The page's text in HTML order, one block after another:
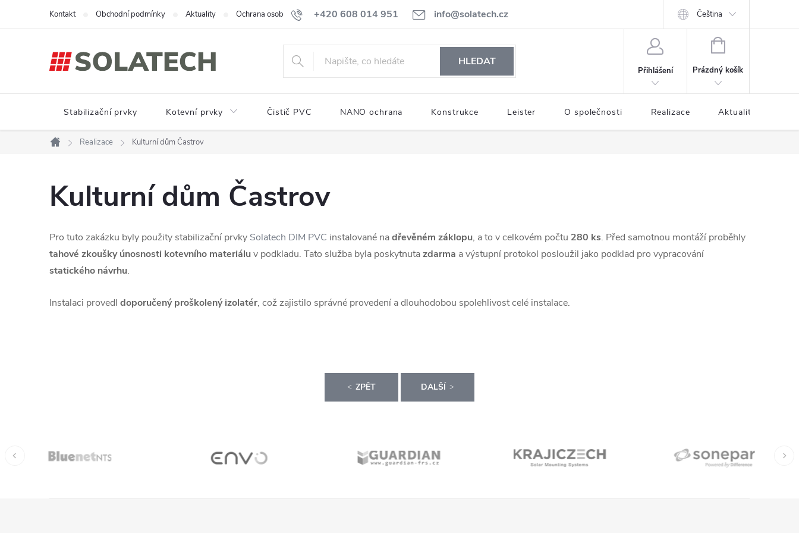
+420 608 014 951 info@solatech.cz
Kontakt Obchodní podmínky Aktuality Ochrana osobních údajů Čeština
HLEDAT
Přihlášení
NÁKUPNÍ
Prázdný košík
Stabilizační prvky Kotevní prvky Čistič PVC NANO ochrana Konstrukce Leister O společnosti Realizace Aktuality
Domů
Realizace Kulturní dům Častrov
Kulturní dům Častrov
Pro tuto zakázku byly použity stabilizační prvky Solatech DIM PVC instalované nadřevěném záklopu, a to v celkovém počtu 280 ks. Před samotnou montáží proběhly
tahové zkoušky únosnosti kotevního materiáluv podkladu. Tato služba byla poskytnutazdarma a výstupní protokol posloužil jako podklad pro vypracování
statického návrhu.
Instalaci provedl doporučený proškolený izolatér, což zajistilo správné provedení a dlouhodobou spolehlivost celé instalace.
ZPĚT DALŠÍ